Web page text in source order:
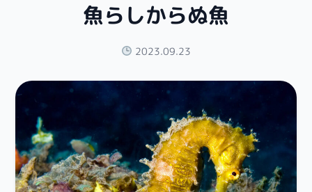
魚らしからぬ魚
2023.09.23